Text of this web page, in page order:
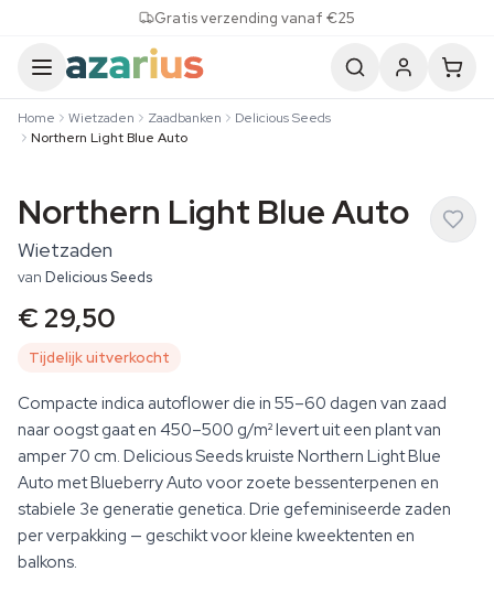
Gratis verzending vanaf €25
Home Wietzaden Zaadbanken
Delicious Seeds
Northern Light Blue Auto
Northern Light Blue Auto
Wietzaden
van Delicious Seeds
€ 29,50
Tijdelijk uitverkocht
Compacte indica autoflower die in 55–60 dagen van zaad
naar oogst gaat en 450–500 g/m² levert uit een plant van
amper 70 cm. Delicious Seeds kruiste Northern Light Blue
Auto met Blueberry Auto voor zoete bessenterpenen en
stabiele 3e generatie genetica. Drie gefeminiseerde zaden
per verpakking — geschikt voor kleine kweektenten en
balkons.